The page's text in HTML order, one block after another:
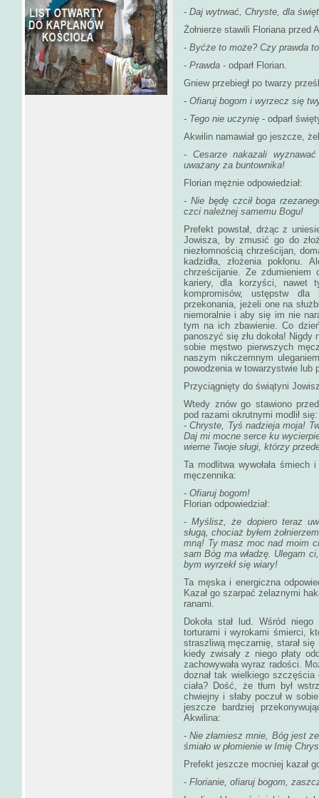
- Daj wytrwać, Chryste, dla
Żołnierze stawili Floriana przed
- Byćże to może? Czy prawda
- Prawda - odparł Florian.
Gniew przebiegł po twarzy
- Ofiaruj bogom i wyrzecz się
- Tego nie uczynię - odparł
Akwilin namawiał go jeszcze,
- Cesarze nakazali
uważany za buntownika!
Florian mężnie odpowiedział:
- Nie będę czcił boga
czci należnej samemu Bogu!
Prefekt powstał, drżąc z
Jowisza, by zmusić go do
niezłomnością chrześcijan,
kadzidła, złożenia pokłonu.
chrześcijanie. Ze
kariery, dla korzyści, nawet
kompromisów, ustępstw dla
przekonania, jeżeli one na
niemoralnie i aby się im nie
tym na ich zbawienie. Co
panoszyć się złu dokoła! Nigdy
sobie męstwo pierwszych
naszym nikczemnym
powodzenia w towarzystwie lub
Przyciągnięty do świątyni
Wtedy znów go stawiono
pod razami okrutnymi modlił się:
-Chryste, Tyś nadzieja moja!
Daj mi mocne serce ku
wierne Twoje sługi, którzy
Ta modlitwa wywołała
męczennika:
- Ofiaruj bogom!
Florian odpowiedział:
-Myślisz, że dopiero teraz
sługą, chociaż byłem
mną! Ty masz moc nad moim
sam Bóg ma władzę. Ulegam
bym wyrzekł się wiary!
Ta męska i energiczna
Kazał go szarpać żelaznymi
ranami.
Dokoła stał lud. Wśród
torturami i wyrokami śmierci,
straszliwą męczarnię, starał się
kiedy zwisały z niego płaty
zachowywała wyraz radości.
doznał tak wielkiego
ciała? Dość, że tłum był
chwiejny i słaby poczuł w
jeszcze bardziej
Akwilina:
-Nie złamiesz mnie, Bóg jest
śmiało w płomienie w Imię
Prefekt jeszcze mocniej kazał
- Florianie, ofiaruj bogom,